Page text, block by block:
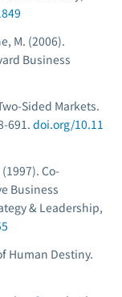
M. (2006).
Business
Sided Markets.
691.doi.org/10.11
Co-
Business
& Leadership,
Human Destiny.